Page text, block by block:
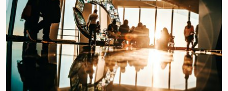
關注自己、只看短期財務報酬、股東獲益的習慣，開始考量內外
部所有利害關係人，透過利他，才可以為自己、為大眾創造更大
的福祉、邁向繁榮與富庶。」
2020 年世界經濟論壇，提及「利害關係人資本主義」
（stakeholder capitalism），是當今各種社會和環境挑戰的
最佳方法，正是黃正忠口中，要兼顧環境、社會等利害關係人，
先利他、才能利己的當代永續經營之道。
自今年 8 月 9 日正式發布調查，至 11 月 30 日暫停開放為止，
共吸引近萬名公民填答。社企流彙整至 11 月 15 日、共 8982
位公民填答之成果，製成《甜甜圈星球——公民永續素養大調查
分析》，內含整體填答原始數據以及調查成果洞察分析，並完整
收錄百道調查題目與永續行動。已於 11 月底前註冊、完成大調
查者，登入註冊信箱即可收到此份內容。
如對大調查填答內容與結果有興趣，歡迎
點此連結
下載。已於